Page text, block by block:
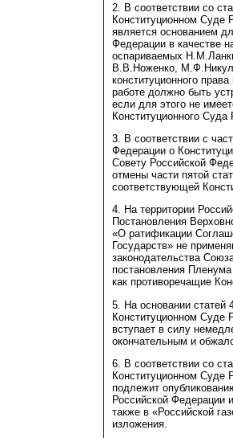
2. В соответствии со
Конституционном Суде
является основанием
Федерации в качестве
оспариваемых
В.В.Ноженко,
конституционного
работе должно быть
если для этого не
Конституционного Суда
3. В соответствии с
Федерации о
Совету Российской
отмены части пятой
соответствующей
4. На территории
Постановления
«О ратификации
Государств» не
законодательства
постановления
как противоречащие
5. На основании статей
Конституционном Суде
вступает в силу
окончательным и
6. В соответствии со
Конституционном Суде
подлежит
Российской Федерации
также в «Российской
изложения.